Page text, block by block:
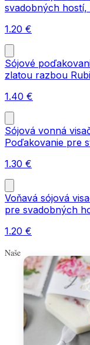
svadobných
1.20 €
Sójové
zlatou razbou
1.40 €
Sójová vonná
Poďakovanie pre
1.30 €
Voňavá sójová
pre svadobných
1.20 €
Naše